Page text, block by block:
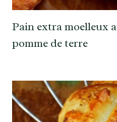
Pain extra moelleux
pomme de terre